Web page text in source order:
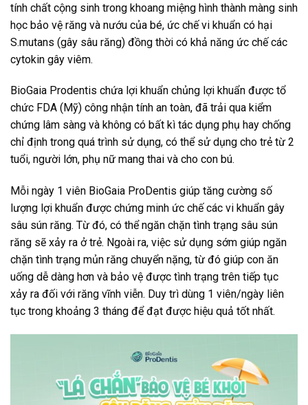
tính chất cộng sinh trong khoang miệng hình thành màng sinh
học bảo vệ răng và nướu của bé, ức chế vi khuẩn có hại
S.mutans (gây sâu răng) đồng thời có khả năng ức chế các
cytokin gây viêm.
BioGaia Prodentis chứa lợi khuẩn chủng lợi khuẩn được tổ
chức FDA (Mỹ) công nhận tính an toàn, đã trải qua kiểm
chứng lâm sàng và không có bất kì tác dụng phụ hay chống
chỉ định trong quá trình sử dụng, có thể sử dụng cho trẻ từ 2
tuổi, người lớn, phụ nữ mang thai và cho con bú.
Mỗi ngày 1 viên BioGaia ProDentis giúp tăng cường số
lượng lợi khuẩn được chứng minh ức chế các vi khuẩn gây
sâu sún răng. Từ đó, có thể ngăn chặn tình trạng sâu sún
răng sẽ xảy ra ở trẻ. Ngoài ra, việc sử dụng sớm giúp ngăn
chặn tình trạng mủn răng chuyển nặng, từ đó giúp con ăn
uống dễ dàng hơn và bảo vệ được tình trạng trên tiếp tục
xảy ra đối với răng vĩnh viễn. Duy trì dùng 1 viên/ngày liên
tục trong khoảng 3 tháng để đạt được hiệu quả tốt nhất.